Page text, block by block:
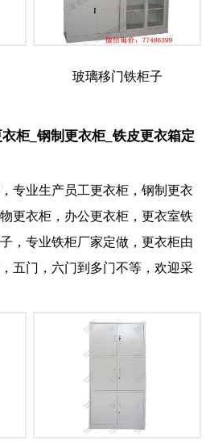
玻璃移门铁柜子
柜_钢制更衣柜_铁皮更衣箱定
专业生产员工更衣柜，钢制更衣
更衣柜，办公更衣柜，更衣室铁
，专业铁柜厂家定做，更衣柜由
五门，六门到多门不等，欢迎采